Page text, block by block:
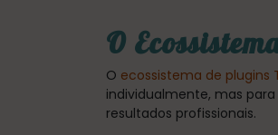
O
O ecossistema de plugins
individualmente, mas
resultados profissionais.